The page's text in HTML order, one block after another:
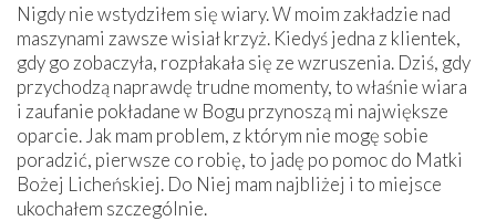
Nigdy nie wstydziłem się wiary. W moim zakładzie nad
maszynami zawsze wisiał krzyż. Kiedyś jedna z klientek,
gdy go zobaczyła, rozpłakała się ze wzruszenia. Dziś, gdy
przychodzą naprawdę trudne momenty, to właśnie wiara
i zaufanie pokładane w Bogu przynoszą mi największe
oparcie. Jak mam problem, z którym nie mogę sobie
poradzić, pierwsze co robię, to jadę po pomoc do Matki
Bożej Licheńskiej. Do Niej mam najbliżej i to miejsce
ukochałem szczególnie.